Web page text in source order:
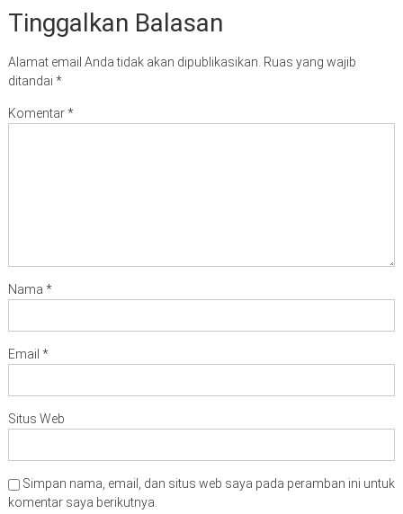
Tinggalkan Balasan
Alamat email Anda tidak akan dipublikasikan. Ruas yang wajib
ditandai *
Komentar*
Nama *
Email *
Situs Web
Simpan nama, email, dan situs web saya pada peramban ini untuk
komentar saya berikutnya.